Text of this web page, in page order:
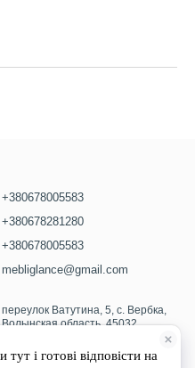
+380678005583
+380678281280
+380678005583
mebliglance@gmail.com
переулок Ватутина, 5, с. Вербка,
Волынская область, 45032